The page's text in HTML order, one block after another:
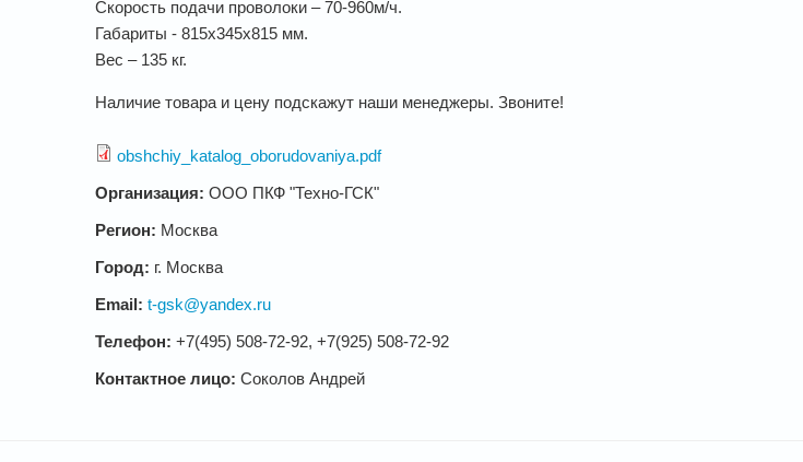
Скорость подачи проволоки – 70-960м/ч.
Габариты - 815х345х815 мм.
Вес – 135 кг.
Наличие товара и цену подскажут наши менеджеры. Звоните!
obshchiy_katalog_oborudovaniya.pdf
Организация: ООО ПКФ "Техно-ГСК"
Регион: Москва
Город: г. Москва
Email: t-gsk@yandex.ru
Телефон: +7(495) 508-72-92, +7(925) 508-72-92
Контактное лицо: Соколов Андрей